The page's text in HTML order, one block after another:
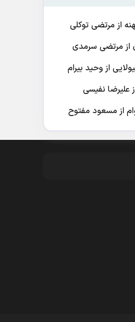
از مرتضی توکلی
از مرتضی سرمدی
از وحید بیرام
علیرضا نفیسی
از مسعود مفتوح